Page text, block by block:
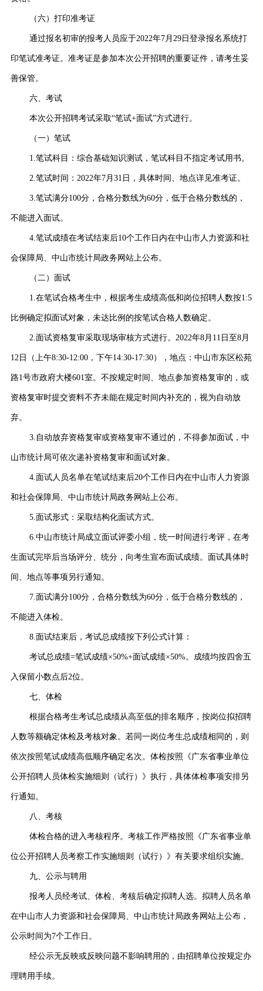
（六）打印准考证
通过报名初审的报考人员应于2022年7月29日登录报名系统打
印笔试准考证。准考证是参加本次公开招聘的重要证件，请考生妥
善保管。
六、考试
本次公开招聘考试采取“笔试+面试”方式进行。
（一）笔试
1.笔试科目：综合基础知识测试，笔试科目不指定考试用书。
2.笔试时间：2022年7月31日，具体时间、地点详见准考证。
3.笔试满分100分，合格分数线为60分，低于合格分数线的，
不能进入面试。
4.笔试成绩在考试结束后10个工作日内在中山市人力资源和社
会保障局、中山市统计局政务网站上公布。
（二）面试
1.在笔试合格考生中，根据考生成绩高低和岗位招聘人数按1:5
比例确定拟面试对象，未达比例的按笔试合格人数确定。
2.面试资格复审采取现场审核方式进行。2022年8月11日至8月
12日（上午8:30-12:00，下午14:30-17:30），地点：中山市东区松苑
路1号市政府大楼601室。不按规定时间、地点参加资格复审的，或
资格复审时提交资料不齐未能在规定时间内补充的，视为自动放
弃。
3.自动放弃资格复审或资格复审不通过的，不得参加面试，中
山市统计局可依次递补资格复审和面试对象。
4.面试人员名单在笔试结束后20个工作日内在中山市人力资源
和社会保障局、中山市统计局政务网站上公布。
5.面试形式：采取结构化面试方式。
6.中山市统计局成立面试评委小组，统一时间进行考评，在考
生面试完毕后当场评分、统分，向考生宣布面试成绩。面试具体时
间、地点等事项另行通知。
7.面试满分100分，合格分数线为60分，低于合格分数线的，
不能进入体检。
8.面试结束后，考试总成绩按下列公式计算：
考试总成绩=笔试成绩×50%+面试成绩×50%。成绩均按四舍五
入保留小数点后2位。
七、体检
根据合格考生考试总成绩从高至低的排名顺序，按岗位拟招聘
人数等额确定体检及考核对象。若同一岗位考生总成绩相同的，则
依次按照笔试成绩高低顺序确定名次。体检按照《广东省事业单位
公开招聘人员体检实施细则（试行）》执行，具体体检事项安排另
行通知。
八、考核
体检合格的进入考核程序。考核工作严格按照《广东省事业单
位公开招聘人员考察工作实施细则（试行）》有关要求组织实施。
九、公示与聘用
报考人员经考试、体检、考核后确定拟聘人选。拟聘人员名单
在中山市人力资源和社会保障局、中山市统计局政务网站上公布，
公示时间为7个工作日。
经公示无反映或反映问题不影响聘用的，由招聘单位按规定办
理聘用手续。